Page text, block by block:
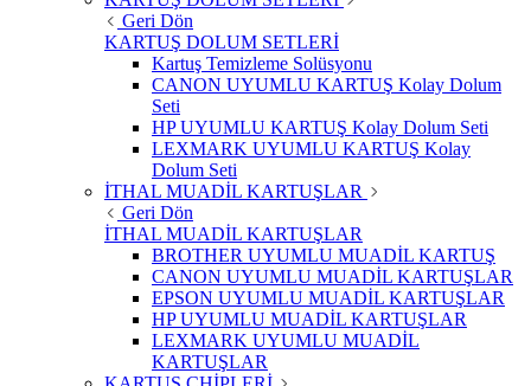
Geri Dön
KARTUŞ DOLUM SETLERİ
Kartuş Temizleme Solüsyonu
CANON UYUMLU KARTUŞ Kolay Dolum
Seti
HP UYUMLU KARTUŞ Kolay Dolum Seti
LEXMARK UYUMLU KARTUŞ Kolay
Dolum Seti
İTHAL MUADİL KARTUŞLAR
Geri Dön
İTHAL MUADİL KARTUŞLAR
BROTHER UYUMLU MUADİL KARTUŞ
CANON UYUMLU MUADİL KARTUŞLAR
EPSON UYUMLU MUADİL KARTUŞLAR
HP UYUMLU MUADİL KARTUŞLAR
LEXMARK UYUMLU MUADİL
KARTUŞLAR